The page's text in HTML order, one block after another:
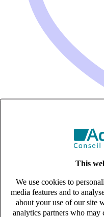
This
We use cookies to
media features and to
about your use of our site
analytics partners who
Technicien SAV itinérant
MEYZIEU, Rhône
Published on 08/08/2026
Industrie & Ingénierie